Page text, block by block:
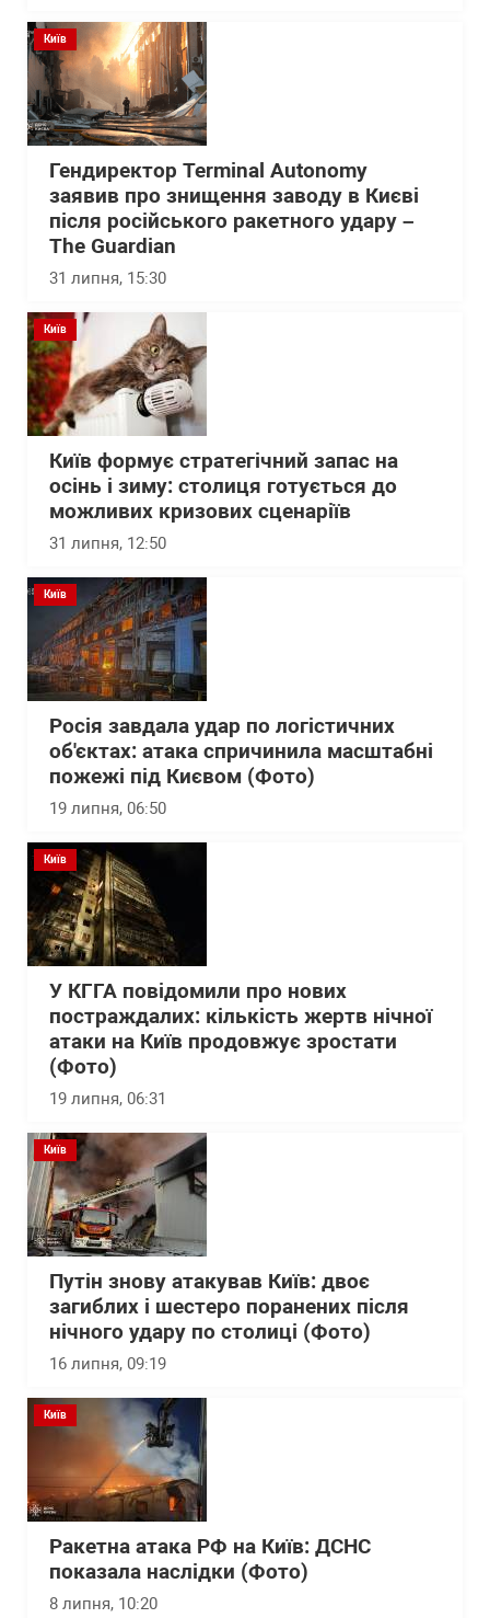
Київ
Гендиректор Terminal Autonomy
заявив про знищення заводу в Києві
після російського ракетного удару –
The Guardian
31 липня, 15:30
Київ
Київ формує стратегічний запас на
осінь і зиму: столиця готується до
можливих кризових сценаріїв
31 липня, 12:50
Київ
Росія завдала удар по логістичних
об'єктах: атака спричинила масштабні
пожежі під Києвом (Фото)
19 липня, 06:50
Київ
У КГГА повідомили про нових
постраждалих: кількість жертв нічної
атаки на Київ продовжує зростати
(Фото)
19 липня, 06:31
Київ
Путін знову атакував Київ: двоє
загиблих і шестеро поранених після
нічного удару по столиці (Фото)
16 липня, 09:19
Київ
Ракетна атака РФ на Київ: ДСНС
показала наслідки (Фото)
8 липня, 10:20